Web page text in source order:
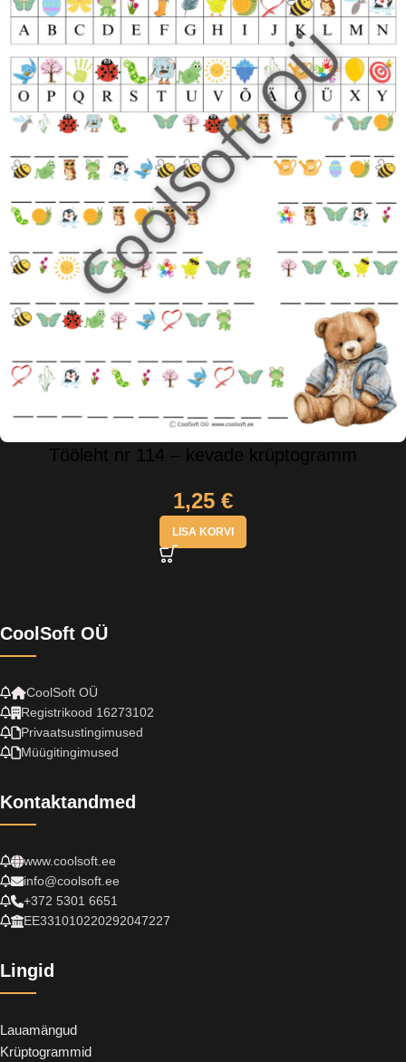
Tööleht nr 114 – kevade krüptogramm
1,25 €
LISA KORVI
CoolSoft OÜ
CoolSoft OÜ
Registrikood 16273102
Privaatsustingimused
Müügitingimused
Kontaktandmed
www.coolsoft.ee
info@coolsoft.ee
+372 5301 6651
EE331010220292047227
Lingid
Lauamängud
Krüptogrammid